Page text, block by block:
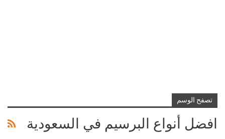
تصفح الوسم
افضل أنواع البرسيم في السعودية